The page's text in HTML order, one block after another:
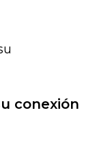
conexión